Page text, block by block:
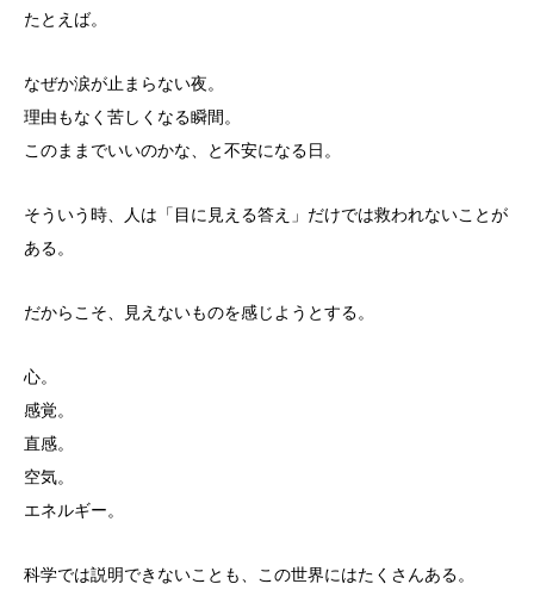
たとえば。
なぜか涙が止まらない夜。
理由もなく苦しくなる瞬間。
このままでいいのかな、と不安になる日。
そういう時、人は「目に見える答え」 だけでは救われないことが
ある。
だからこそ、見えないものを感じようとする。
心。
感覚。
直感。
空気。
エネルギー。
科学では説明できないことも、この世界にはたくさんある。